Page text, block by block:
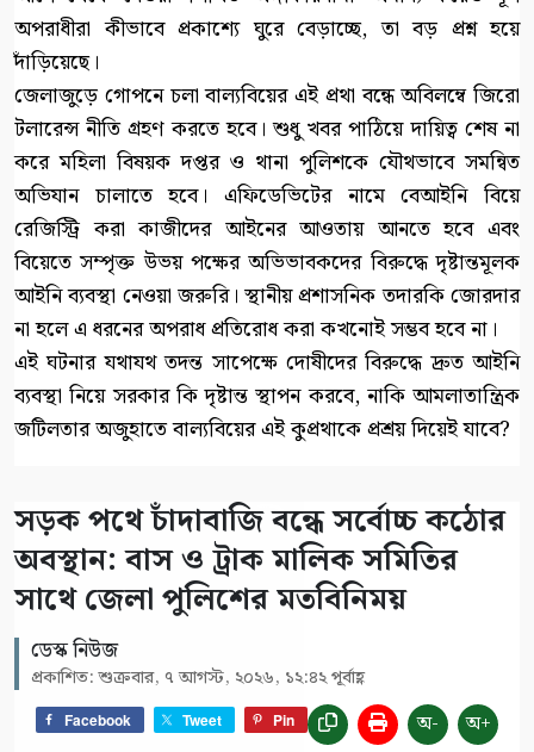
অপরাধীরা কীভাবে প্রকাশ্যে ঘুরে বেড়াচ্ছে, তা বড় প্রশ্ন হয়ে
দাঁড়িয়েছে।
জেলাজুড়ে গোপনে চলা বাল্যবিয়ের এই প্রথা বন্ধে অবিলম্বে জিরো
টলারেন্স নীতি গ্রহণ করতে হবে। শুধু খবর পাঠিয়ে দায়িত্ব শেষ না
করে মহিলা বিষয়ক দপ্তর ও থানা পুলিশকে যৌথভাবে সমন্বিত
অভিযান চালাতে হবে। এফিডেভিটের নামে বেআইনি বিয়ে
রেজিস্ট্রি করা কাজীদের আইনের আওতায় আনতে হবে এবং
বিয়েতে সম্পৃক্ত উভয় পক্ষের অভিভাবকদের বিরুদ্ধে দৃষ্টান্তমূলক
আইনি ব্যবস্থা নেওয়া জরুরি। স্থানীয় প্রশাসনিক তদারকি জোরদার
না হলে এ ধরনের অপরাধ প্রতিরোধ করা কখনোই সম্ভব হবে না।
এই ঘটনার যথাযথ তদন্ত সাপেক্ষে দোষীদের বিরুদ্ধে দ্রুত আইনি
ব্যবস্থা নিয়ে সরকার কি দৃষ্টান্ত স্থাপন করবে, নাকি আমলাতান্ত্রিক
জটিলতার অজুহাতে বাল্যবিয়ের এই কুপ্রথাকে প্রশ্রয় দিয়েই যাবে?
সড়ক পথে চাঁদাবাজি বন্ধে সর্বোচ্চ কঠোর
অবস্থান: বাস ও ট্রাক মালিক সমিতির
সাথে জেলা পুলিশের মতবিনিময়
ডেস্ক নিউজ
প্রকাশিত: শুক্রবার, ৭ আগস্ট, ২০২৬, ১২:৪২ পূর্বাহ্ণ
Facebook Tweet Pin অ- অ+